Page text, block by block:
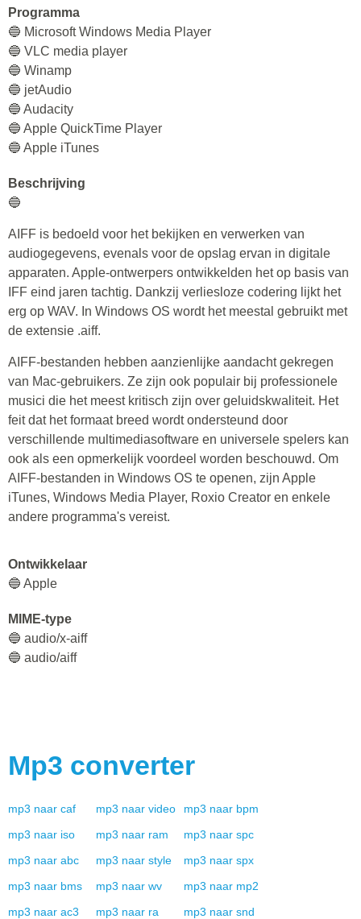
Programma
🔵 Microsoft Windows Media Player
🔵 VLC media player
🔵 Winamp
🔵 jetAudio
🔵 Audacity
🔵 Apple QuickTime Player
🔵 Apple iTunes
Beschrijving
🔵
AIFF is bedoeld voor het bekijken en verwerken van
audiogegevens, evenals voor de opslag ervan in digitale
apparaten. Apple-ontwerpers ontwikkelden het op basis van
IFF eind jaren tachtig. Dankzij verliesloze codering lijkt het
erg op WAV. In Windows OS wordt het meestal gebruikt met
de extensie .aiff.
AIFF-bestanden hebben aanzienlijke aandacht gekregen
van Mac-gebruikers. Ze zijn ook populair bij professionele
musici die het meest kritisch zijn over geluidskwaliteit. Het
feit dat het formaat breed wordt ondersteund door
verschillende multimediasoftware en universele spelers kan
ook als een opmerkelijk voordeel worden beschouwd. Om
AIFF-bestanden in Windows OS te openen, zijn Apple
iTunes, Windows Media Player, Roxio Creator en enkele
andere programma's vereist.
Ontwikkelaar
🔵 Apple
MIME-type
🔵 audio/x-aiff
🔵 audio/aiff
Mp3 converter
mp3 naar caf mp3 naar video mp3 naar bpm
mp3 naar iso mp3 naar ram mp3 naar spc
mp3 naar abc mp3 naar style mp3 naar spx
mp3 naar bms mp3 naar wv mp3 naar mp2
mp3 naar ac3 mp3 naar ra mp3 naar snd